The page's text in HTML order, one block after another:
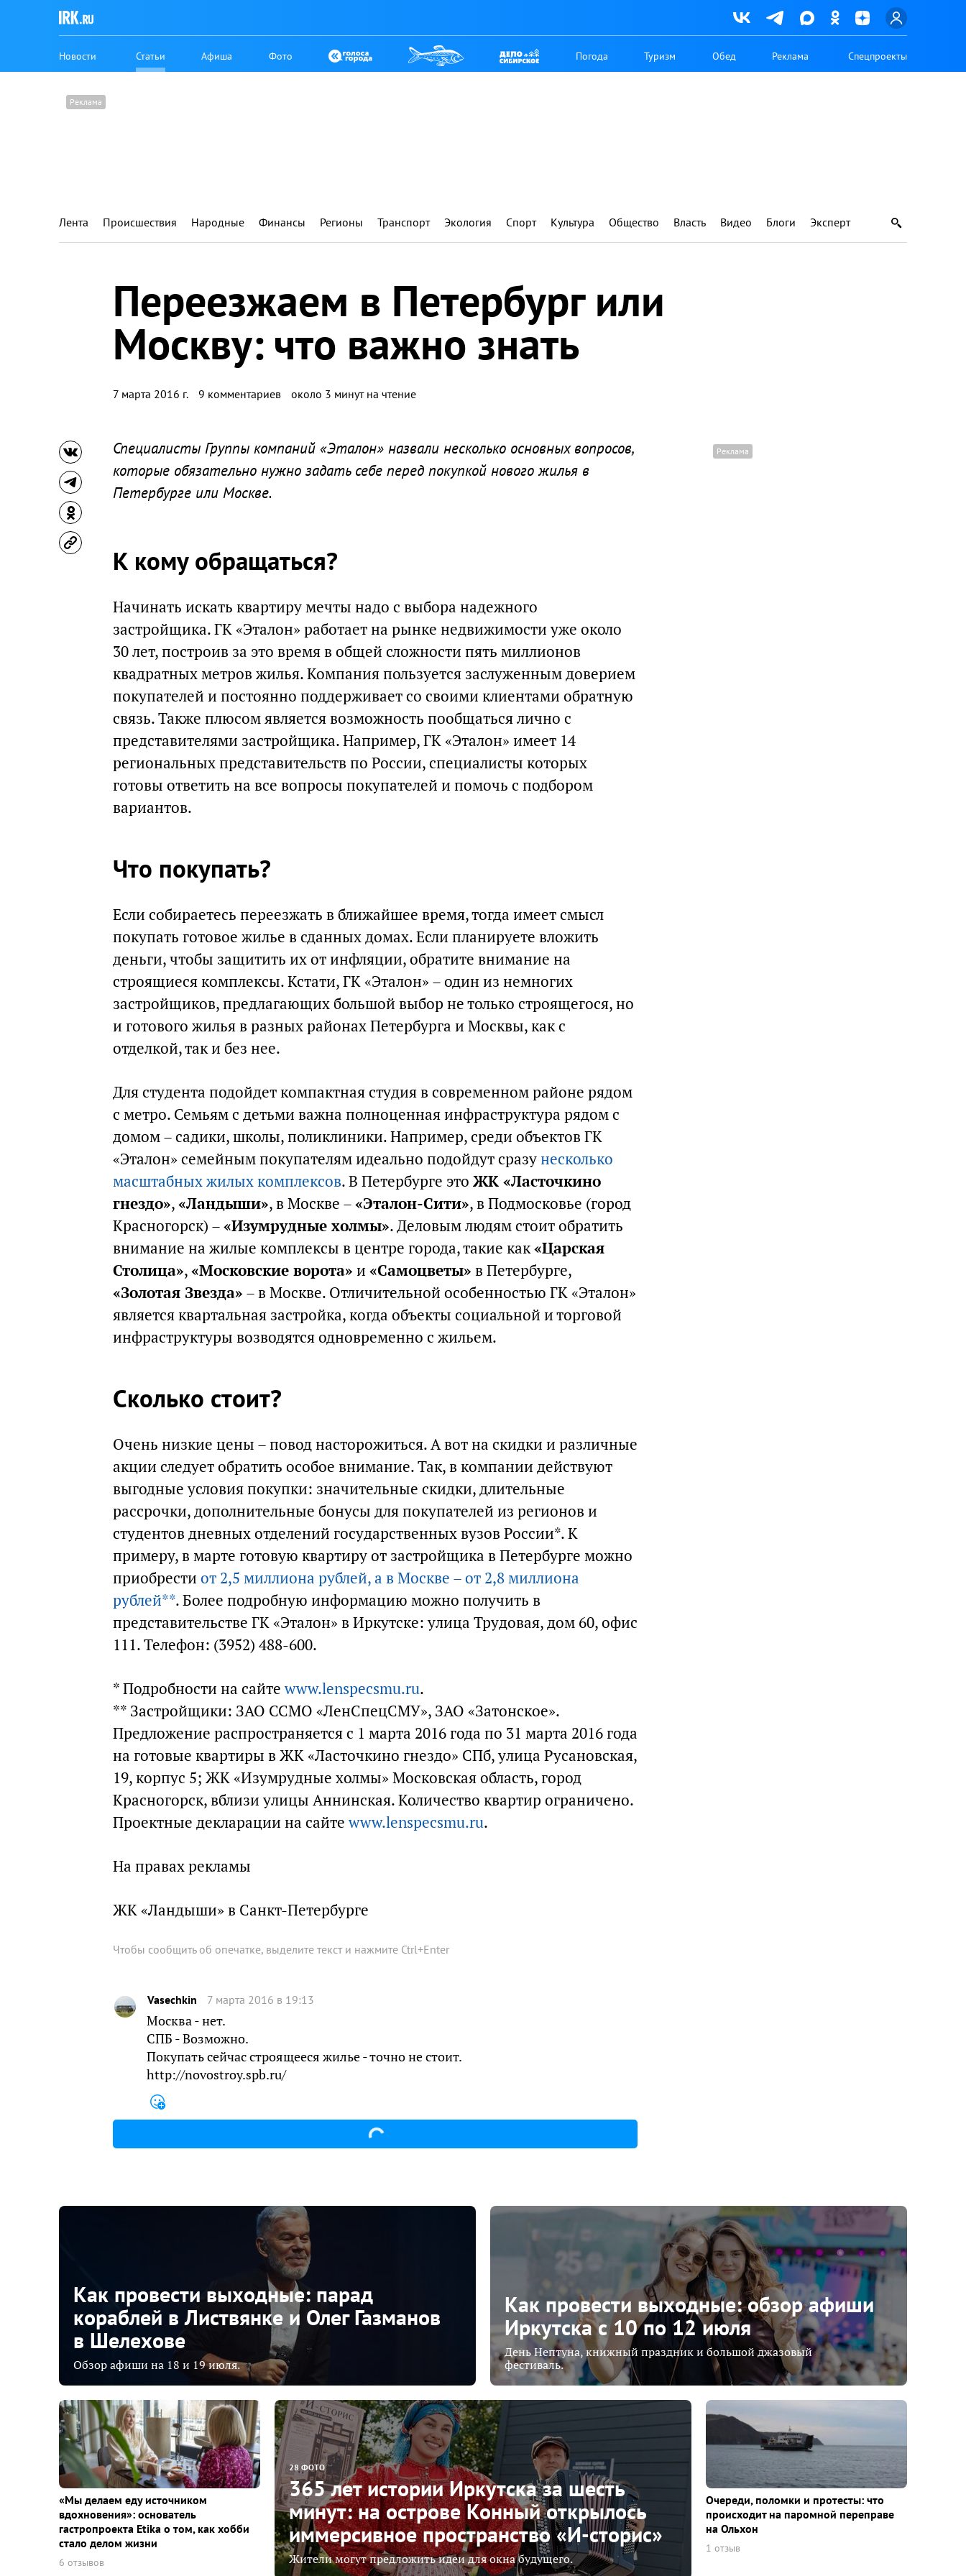
Новости Статьи Афиша Фото Погода Туризм Обед Реклама Спецпроекты
Лента Происшествия Народные Финансы Регионы Транспорт Экология Спорт Культура Общество Власть Видео Блоги Эксперт
Переезжаем в Петербург или
Москву: что важно знать
7 марта 2016 г. 9 комментариев около 3 минут на чтение
Специалисты Группы компаний «Эталон» назвали несколько основных вопросов,
которые обязательно нужно задать себе перед покупкой нового жилья в
Петербурге или Москве.
К кому обращаться?
Начинать искать квартиру мечты надо с выбора надежного
застройщика. ГК «Эталон» работает на рынке недвижимости уже около
30 лет, построив за это время в общей сложности пять миллионов
квадратных метров жилья. Компания пользуется заслуженным доверием
покупателей и постоянно поддерживает со своими клиентами обратную
связь. Также плюсом является возможность пообщаться лично с
представителями застройщика. Например, ГК «Эталон» имеет 14
региональных представительств по России, специалисты которых
готовы ответить на все вопросы покупателей и помочь с подбором
вариантов.
Что покупать?
Если собираетесь переезжать в ближайшее время, тогда имеет смысл
покупать готовое жилье в сданных домах. Если планируете вложить
деньги, чтобы защитить их от инфляции, обратите внимание на
строящиеся комплексы. Кстати, ГК «Эталон» – один из немногих
застройщиков, предлагающих большой выбор не только строящегося, но
и готового жилья в разных районах Петербурга и Москвы, как с
отделкой, так и без нее.
Для студента подойдет компактная студия в современном районе рядом
с метро. Семьям с детьми важна полноценная инфраструктура рядом с
домом – садики, школы, поликлиники. Например, среди объектов ГК
«Эталон» семейным покупателям идеально подойдут сразунесколько
масштабных жилых комплексов. В Петербурге это ЖК «Ласточкино
гнездо»,«Ландыши», в Москве –«Эталон-Сити», в Подмосковье (город
Красногорск) –«Изумрудные холмы». Деловым людям стоит обратить
внимание на жилые комплексы в центре города, такие как«Царская
Столица»,«Московские ворота» и «Самоцветы» в Петербурге,
«Золотая Звезда» – в Москве. Отличительной особенностью ГК «Эталон»
является квартальная застройка, когда объекты социальной и торговой
инфраструктуры возводятся одновременно с жильем.
Сколько стоит?
Очень низкие цены – повод насторожиться. А вот на скидки и различные
акции следует обратить особое внимание. Так, в компании действуют
выгодные условия покупки: значительные скидки, длительные
рассрочки, дополнительные бонусы для покупателей из регионов и
студентов дневных отделений государственных вузов России*. К
примеру, в марте готовую квартиру от застройщика в Петербурге можно
приобрести от 2,5 миллиона рублей, а в Москве – от 2,8 миллиона
рублей**. Более подробную информацию можно получить в
представительстве ГК «Эталон» в Иркутске: улица Трудовая, дом 60, офис
111. Телефон: (3952) 488-600.
* Подробности на сайтеwww.lenspecsmu.ru.
** Застройщики: ЗАО ССМО «ЛенСпецСМУ», ЗАО «Затонское».
Предложение распространяется с 1 марта 2016 года по 31 марта 2016 года
на готовые квартиры в ЖК «Ласточкино гнездо» СПб, улица Русановская,
19, корпус 5; ЖК «Изумрудные холмы» Московская область, город
Красногорск, вблизи улицы Аннинская. Количество квартир ограничено.
Проектные декларации на сайтеwww.lenspecsmu.ru.
На правах рекламы
ЖК «Ландыши» в Санкт-Петербурге
Чтобы сообщить об опечатке, выделите текст и нажмите Ctrl+Enter
Vasechkin 7 марта 2016 в 19:13
Москва - нет.
СПБ - Возможно.
Покупать сейчас строящееся жилье - точно не стоит.
http://novostroy.spb.ru/
Как провести выходные: парад
кораблей в Листвянке и Олег Газманов
в Шелехове
Обзор афиши на 18 и 19 июля.
Как провести выходные: обзор афиши
Иркутска с 10 по 12 июля
День Нептуна, книжный праздник и большой джазовый
фестиваль.
«Мы делаем еду источником
вдохновения»: основатель
гастропроекта Etika о том, как хобби
стало делом жизни
6 отзывов
28 ФОТО
365 лет истории Иркутска за шесть
минут: на острове Конный открылось
иммерсивное пространство «И-сторис»
Жители могут предложить идеи для окна будущего.
Очереди, поломки и протесты: что
происходит на паромной переправе
на Ольхон
1 отзыв